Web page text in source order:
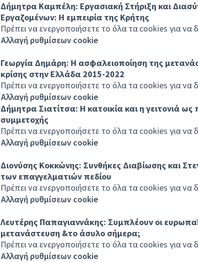
Δήμητρα Καμπέλη: Εργασιακή Στήριξη και
Εργαζομένων: Η εμπειρία της Κρήτης
Πρέπει να ενεργοποιήσετε το όλα τα cookies για να
Αλλαγή ρυθμίσεων cookie
Γεωργία Δημάρη: Η ασφαλειοποίηση της
κρίσης στην Ελλάδα 2015-2022
Πρέπει να ενεργοποιήσετε το όλα τα cookies για να
Αλλαγή ρυθμίσεων cookie
Δήμητρα Σιατίτσα: Η κατοικία και η γειτονιά
συμμετοχής
Πρέπει να ενεργοποιήσετε το όλα τα cookies για να
Αλλαγή ρυθμίσεων cookie
Διονύσης Κοκκώνης: Συνθήκες Διαβίωσης και
των επαγγελματιών πεδίου
Πρέπει να ενεργοποιήσετε το όλα τα cookies για να
Αλλαγή ρυθμίσεων cookie
Λευτέρης Παπαγιαννάκης: Συμπλέουν οι
μετανάστευση &το άσυλο σήμερα;
Πρέπει να ενεργοποιήσετε το όλα τα cookies για να
Αλλαγή ρυθμίσεων cookie